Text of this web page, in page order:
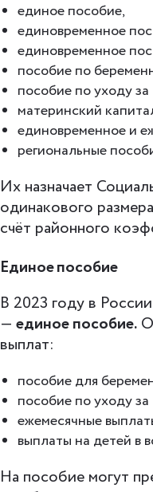
единое пособие,
единовременное
единовременное
пособие по
пособие по уходу
материнский
единовременное и
региональные
Их назначает
одинакового
счёт районного
Единое пособие
В 2023 году в
— единое пособие.
выплат:
пособие для
пособие по уходу
ежемесячные
выплаты на детей в
На пособие могут